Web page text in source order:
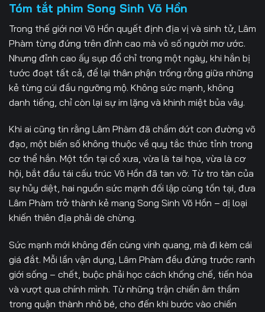
Tập 31 Tập 32 Tập 33
Tập 34 Tập 35 Tập 36
Tập 37 Tập 38 Tập 39
Tập 40 Tập 41 Tập 42
Tập 43 Tập 44 Tập 45
Tập 46 Tập 47 Tập 48
Tập 49 Tập 50 Tập 51
Tập 52 Tập 53 Tập 54
Tập 58 Tập 59 Tập 60
Tập 16 Tập 17
Tập 19 Tập 20 Tập 21
Tập 22 Tập 23 Tập 24
Tập 25 Tập 26 Tập 27
Tóm tắt phim Song Sinh Võ Hồn
Trong thế giới nơi Võ Hồn quyết định địa vị và sinh tử, Lâm
Phàm từng đứng trên đỉnh cao mà vô số người mơ ước.
Nhưng đỉnh cao ấy sụp đổ chỉ trong một ngày, khi hắn bị
tước đoạt tất cả, để lại thân phận trống rỗng giữa những
kẻ từng cúi đầu ngưỡng mộ. Không sức mạnh, không
danh tiếng, chỉ còn lại sự im lặng và khinh miệt bủa vây.
Khi ai cũng tin rằng Lâm Phàm đã chấm dứt con đường võ
đạo, một biến số không thuộc về quy tắc thức tỉnh trong
cơ thể hắn. Một tồn tại cổ xưa, vừa là tai họa, vừa là cơ
hội, bắt đầu tái cấu trúc Võ Hồn đã tan vỡ. Từ tro tàn của
sự hủy diệt, hai nguồn sức mạnh đối lập cùng tồn tại, đưa
Lâm Phàm trở thành kẻ mang Song Sinh Võ Hồn – dị loại
khiến thiên địa phải dè chừng.
Sức mạnh mới không đến cùng vinh quang, mà đi kèm cái
giá đắt. Mỗi lần vận dụng, Lâm Phàm đều đứng trước ranh
giới sống – chết, buộc phải học cách khống chế, tiến hóa
và vượt qua chính mình. Từ những trận chiến âm thầm
trong quận thành nhỏ bé, cho đến khi bước vào chiến